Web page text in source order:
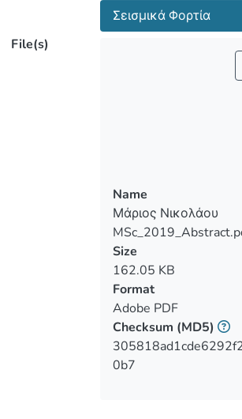
θέματα όπως τα υλικά
δόμησης της φέρουσας
ανάπτυξη και αιτία
διερεύνησης των
κατασκευών, η
φέρουσα τοιχοποιία,
κάποιες μέθοδοι
Σεισμικά Φορτία
File(s)
Name
Μάριος Νικολάου
Size
162.05 KB
Format
Adobe PDF
Checksum (MD5)
0b7